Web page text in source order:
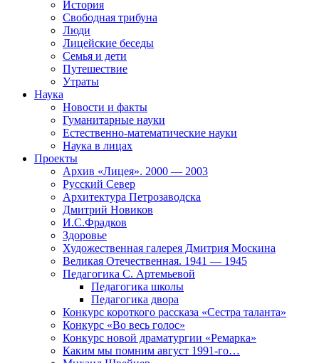
История
Свободная трибуна
Люди
Лицейские беседы
Семья и дети
Путешествие
Утраты
Наука
Новости и факты
Гуманитарные науки
Естественно-математические науки
Наука в лицах
Проекты
Архив «Лицея». 2000 — 2003
Русский Север
Архитектура Петрозаводска
Дмитрий Новиков
И.С.Фрадков
Здоровье
Художественная галерея Дмитрия Москина
Великая Отечественная. 1941 — 1945
Педагогика С. Артемьевой
Педагогика школы
Педагогика двора
Конкурс короткого рассказа «Сестра таланта»
Конкурс «Во весь голос»
Конкурс новой драматургии «Ремарка»
Каким мы помним август 1991-го…